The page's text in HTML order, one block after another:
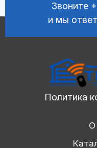
Звоните
и мы
Политика
О